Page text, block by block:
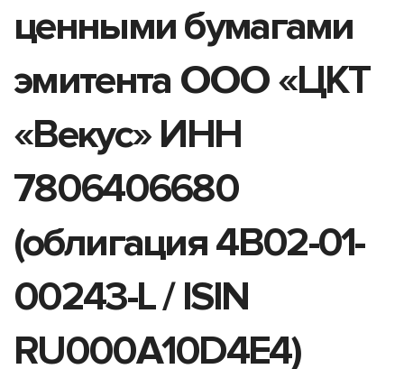
ценными бумагами
эмитента ООО «ЦКТ
«Векус» ИНН
7806406680
(облигация 4B02-01-
00243-L / ISIN
RU000A10D4E4)